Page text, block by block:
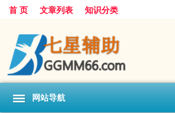
首 页 文章列表 知识分类
网站导航